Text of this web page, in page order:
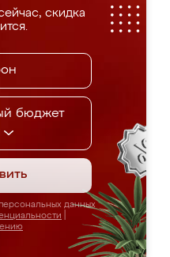
скидка
бюджет
данных